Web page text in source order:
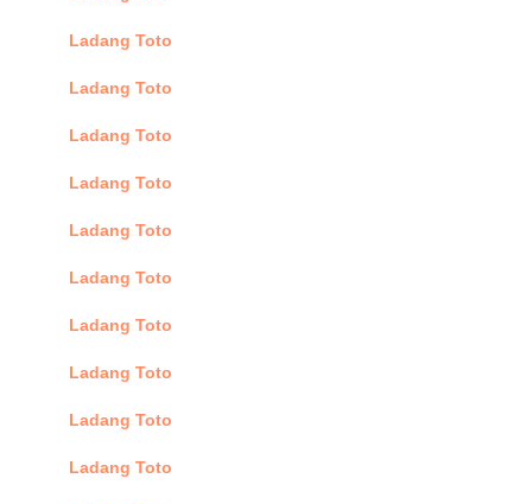
Ladang Toto
Ladang Toto
Ladang Toto
Ladang Toto
Ladang Toto
Ladang Toto
Ladang Toto
Ladang Toto
Ladang Toto
Ladang Toto